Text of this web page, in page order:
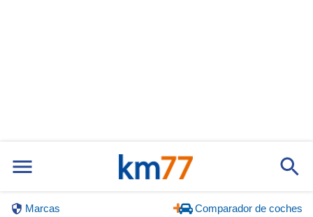
Marcas Comparador de coches